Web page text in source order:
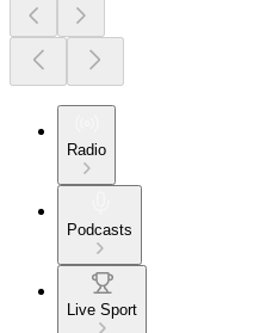
Radio
Podcasts
Live Sport